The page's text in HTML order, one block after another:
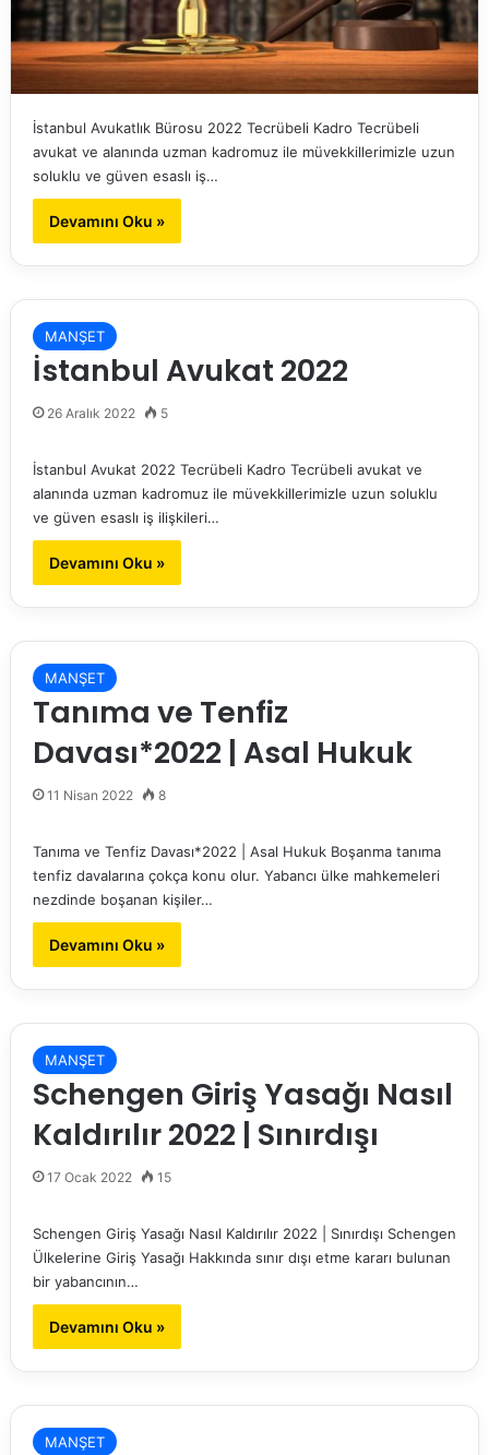
İstanbul Avukatlık Bürosu 2022 Tecrübeli Kadro Tecrübeli
avukat ve alanında uzman kadromuz ile müvekkillerimizle uzun
soluklu ve güven esaslı iş…
Devamını Oku »
MANŞET
İstanbul Avukat 2022
26 Aralık 2022 5
İstanbul Avukat 2022 Tecrübeli Kadro Tecrübeli avukat ve
alanında uzman kadromuz ile müvekkillerimizle uzun soluklu
ve güven esaslı iş ilişkileri…
Devamını Oku »
MANŞET
Tanıma ve Tenfiz
Davası*2022 | Asal Hukuk
11 Nisan 2022 8
Tanıma ve Tenfiz Davası*2022 | Asal Hukuk Boşanma tanıma
tenfiz davalarına çokça konu olur. Yabancı ülke mahkemeleri
nezdinde boşanan kişiler…
Devamını Oku »
MANŞET
Schengen Giriş Yasağı Nasıl
Kaldırılır 2022 | Sınırdışı
17 Ocak 2022 15
Schengen Giriş Yasağı Nasıl Kaldırılır 2022 | Sınırdışı Schengen
Ülkelerine Giriş Yasağı Hakkında sınır dışı etme kararı bulunan
bir yabancının…
Devamını Oku »
MANŞET